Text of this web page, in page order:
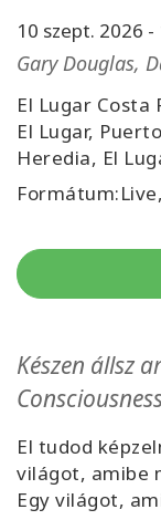
Access
Bars
Régiók
Tanfolyamok
Hírek
KAPCSOLAT
10 szept. 2026 -
Gary Douglas,
El Lugar Costa
El Lugar,
Heredia, El
Készen állsz
El tudod
világot, amibe
Egy világot,